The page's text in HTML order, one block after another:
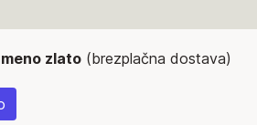
zlato (brezplačna dostava)